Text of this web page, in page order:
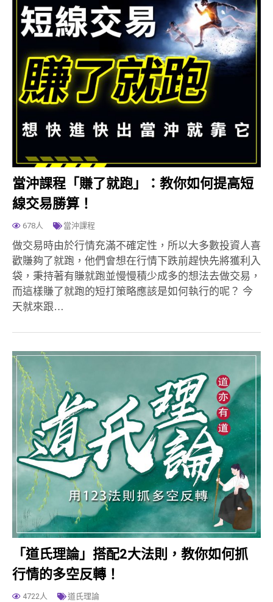
當沖課程「賺了就跑」：教你如何提高短
線交易勝算！
678人 當沖課程
做交易時由於行情充滿不確定性，所以大多數投資人喜
歡賺夠了就跑，他們會想在行情下跌前趕快先將獲利入
袋，秉持著有賺就跑並慢慢積少成多的想法去做交易，
而這樣賺了就跑的短打策略應該是如何執行的呢？ 今
天就來跟…
「道氏理論」搭配2大法則，教你如何抓
行情的多空反轉！
4722人 道氏理論